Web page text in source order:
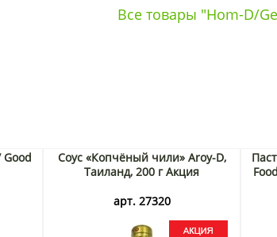
Все товары "Hom-D/
Соус «Копчёный чили» Aroy-D,
Таиланд, 200 г Акция
арт. 27320